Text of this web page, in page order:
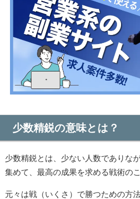
少数精鋭の意味とは？
少数精鋭とは、少ない人数でありな
集めて、最高の成果を求める戦術の
元々は戦（いくさ）で勝つための方